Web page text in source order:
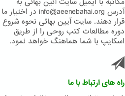
آدرس info@aeenebahai.org در اختیار ما
قرار دهند. سایت آیین بهائی نحوه شروع
دوره مطالعات کتب روحی را از طریق
اسکایپ با شما هماهنگ خواهد نمود.
راه های ارتباط با ما